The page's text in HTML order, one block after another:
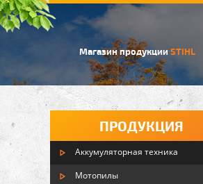
Магазин продукции STIHL
ПРОДУКЦИЯ
Аккумуляторная техника
Мотопилы